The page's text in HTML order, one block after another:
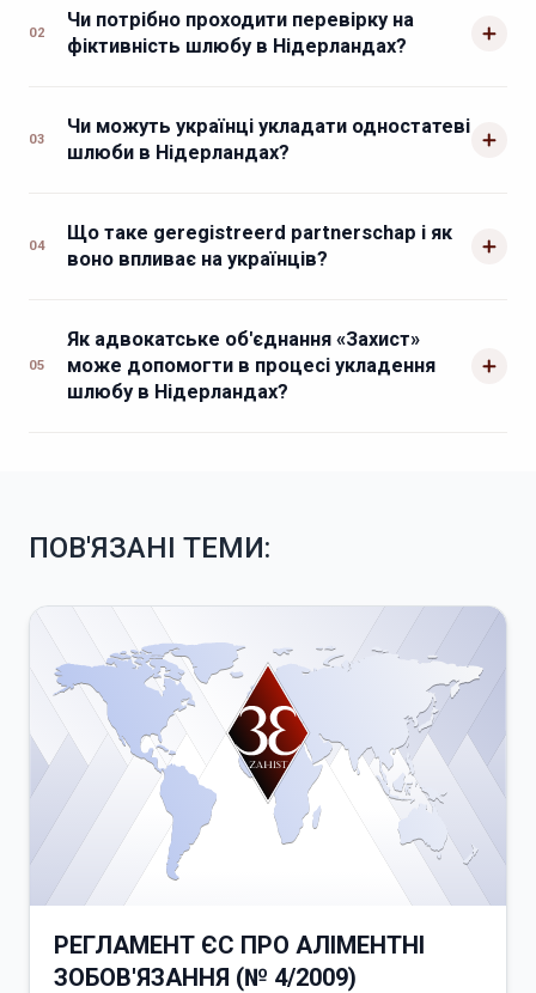
02
Чи потрібно проходити перевірку на
фіктивність шлюбу в Нідерландах?
03
Чи можуть українці укладати одностатеві
шлюби в Нідерландах?
04
Що таке geregistreerd partnerschap і як
воно впливає на українців?
05
Як адвокатське об'єднання «Захист»
може допомогти в процесі укладення
шлюбу в Нідерландах?
ПОВ'ЯЗАНІ ТЕМИ:
РЕГЛАМЕНТ ЄС ПРО АЛІМЕНТНІ
ЗОБОВ'ЯЗАННЯ (№ 4/2009)